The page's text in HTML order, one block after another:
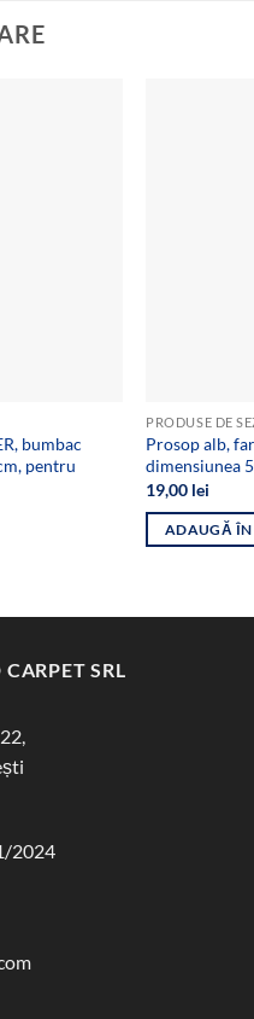
bumbac
pentru
PRODUSE DE
Prosop alb,
dimensiunea
19,00 lei
ADAUGĂ ÎN
SRL
2024